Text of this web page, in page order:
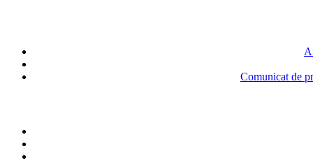
Comunicat de